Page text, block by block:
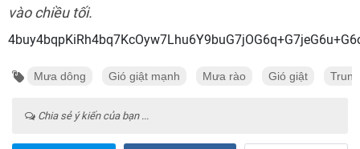
vào chiều tối.
Mưa dông Gió giật mạnh Mưa rào Gió giật
Chia sẻ ý kiến của bạn ...